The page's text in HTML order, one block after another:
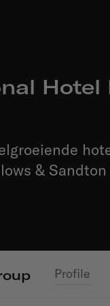
Hotel
& Sandton
Profile